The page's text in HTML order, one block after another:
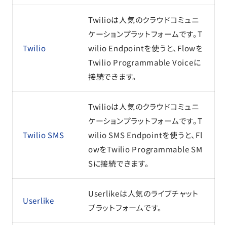
Twilio
Twilioは人気のクラウドコミュニ
ケーションプラットフォームです。T
wilio Endpointを使うと、Flowを
Twilio Programmable Voiceに
接続できます。
Twilio SMS
Twilioは人気のクラウドコミュニ
ケーションプラットフォームです。T
wilio SMS Endpointを使うと、Fl
owをTwilio Programmable SM
Sに接続できます。
Userlike
Userlikeは人気のライブチャット
プラットフォームです。